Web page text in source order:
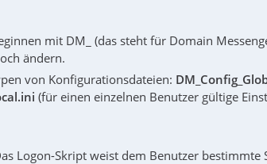
mit DM_ (das steht für Domain
ändern.
von Konfigurationsdateien:
(für einen einzelnen Benutzer gültige
Logon-Skript weist dem Benutzer